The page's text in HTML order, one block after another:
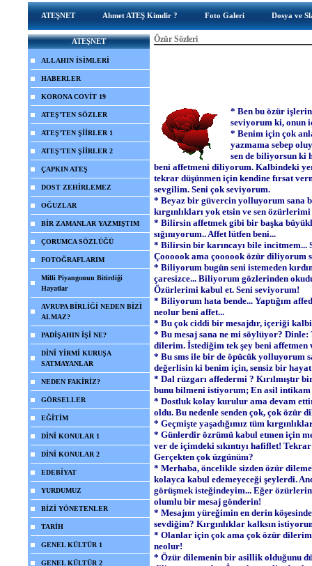
ATEŞNET Ahmet ATEŞ Kimdir ? Foto Galeri Dosya ve
ATEŞNET
ALLAHIN İSİMLERİ
HABERLER
KORONA COVİT 19
ATEŞ'TEN SÖZLER
ATEŞ'TEN ŞİİRLER 1
ATEŞ'TEN ŞİİRLER 2
ÇAPKIN ATEŞ
DOST ZEHİRLEMEZ
OĞUZLAR
BİR ZAMANLAR YAZMIŞTIM
ÇORUMCA SÖZLÜĞÜ
FOTOĞRAFLARIM
Milli Piyangonun Bitirdiği
Hayatlar
AVRUPA BİRLİĞİ NEDEN BİZİ
ALMAZ?
PADİŞAHIN İŞİ NE?
DİNİ YİRMİ KURUŞA
SATMAYANLAR
NEDEN FAKİRİZ?
GÖRSELLER
EĞİTİM
DİNİ KONULAR 1
DİNİ KONULAR 2
EDEBİYAT
YURDUMUZ
BİZİ YÖNETENLER
TARİH
GENEL KÜLTÜR 1
GENEL KÜLTÜR 2
Özür Sözleri
* Ben bu özür
seviyorum ki, onun
* Benim için çok
yazmama sebep
sen de biliyorsun ki
beni affetmeni diliyorum. Kalbindeki
tekrar düşünmen için kendine fırsat
sevgilim. Seni çok seviyorum.
* Beyaz bir güvercin yolluyorum sana
kırgınlıkları yok etsin ve sen
* Bilirsin affetmek gibi bir başka
sığınıyorum.. Affet lütfen beni...
* Bilirsin bir karıncayı bile incitmem...
Çoooook ama çoooook özür diliyorum
* Biliyorum bugün seni istemeden
çaresizce... Biliyorum gözlerinden
Özürlerimi kabul et. Seni seviyorum!
* Biliyorum hata bende... Yaptığım
neolur beni affet...
* Bu çok ciddi bir mesajdır, içeriği
* Bu mesaj sana ne mi söylüyor? Dinle:
dilerim. İstediğim tek şey beni affetmen
* Bu sms ile bir de öpücük yolluyorum
değerlisin ki benim için, sensiz bir
* Dal rüzgarı affedermi ? Kırılmıştır
bunu bilmeni istiyorum; En asil
* Dostluk kolay kurulur ama devam
oldu. Bu nedenle senden çok, çok özür
* Geçmişte yaşadığımız tüm
* Günlerdir özrümü kabul etmen için
ver de içimdeki sıkıntıyı hafiflet!
Gerçekten çok üzgünüm?
* Merhaba, öncelikle sizden özür
kolayca kabul edemeyeceği şeylerdi.
görüşmek isteğindeyim... Eğer
olumlu bir mesaj gönderin!
* Mesajım yüreğimin en derin
sevdiğim? Kırgınlıklar kalksın
* Olanlar için çok ama çok özür
neolur!
* Özür dilemenin bir asillik olduğunu